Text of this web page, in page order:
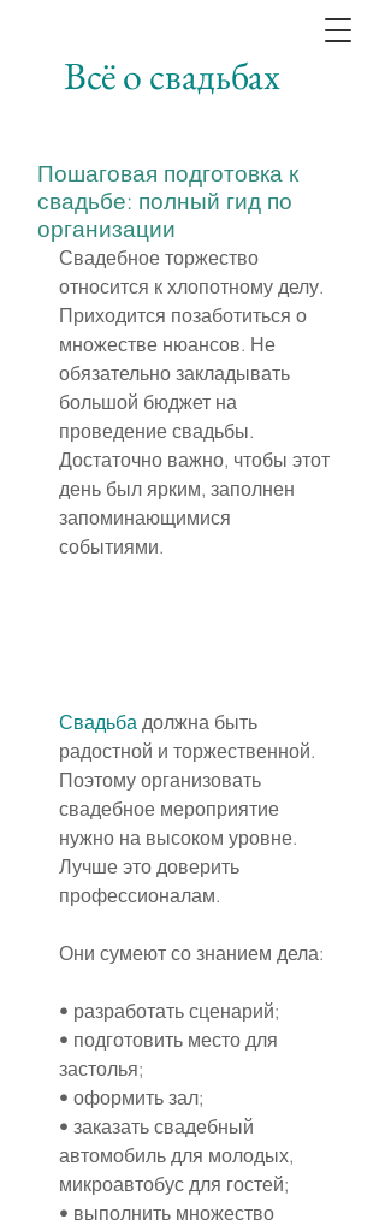
Всё о свадьбах
Пошаговая подготовка к
свадьбе: полный гид по
организации
Свадебное торжество
относится к хлопотному делу.
Приходится позаботиться о
множестве нюансов. Не
обязательно закладывать
большой бюджет на
проведение свадьбы.
Достаточно важно, чтобы этот
день был ярким, заполнен
запоминающимися
событиями.
Свадьба должна быть
радостной и торжественной.
Поэтому организовать
свадебное мероприятие
нужно на высоком уровне.
Лучше это доверить
профессионалам.
Они сумеют со знанием дела:
• разработать сценарий;
• подготовить место для
застолья;
• оформить зал;
• заказать свадебный
автомобиль для молодых,
микроавтобус для гостей;
• выполнить множество